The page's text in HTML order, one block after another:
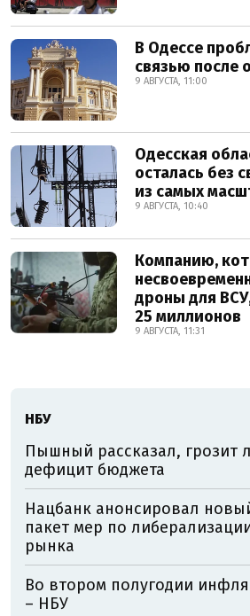
В Одессе
связью после
9 АВГУСТА, 11:00
Одесская
осталась без
из самых
9 АВГУСТА, 10:40
Компанию,
дроны для
25 миллионов
9 АВГУСТА, 11:31
НБУ
Пышный рассказал, грозит
дефицит бюджета
Нацбанк анонсировал
пакет мер по
рынка
Во втором полугодии
– НБУ